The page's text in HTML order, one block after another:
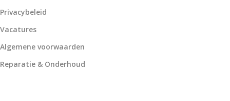
Privacybeleid
Vacatures
Algemene voorwaarden
Reparatie & Onderhoud